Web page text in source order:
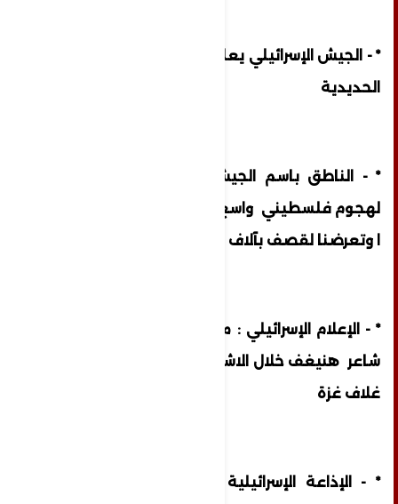
* - الجيش الإسرائيلي يعلن بدء عملية السيوف
الحديدية
* - الناطق باسم الجيش الاسرائيلي : تعرضنا
لهجوم فلسطيني واسع النطاق بحرا وجوا وبر
ا وتعرضنا لقصف بآلاف الصواريخ
* - الإعلام الإسرائيلي : مقتل رئيس مستوطنة
شاعر هنيغف خلال الاشتباكات في مستوطنات
غلاف غزة